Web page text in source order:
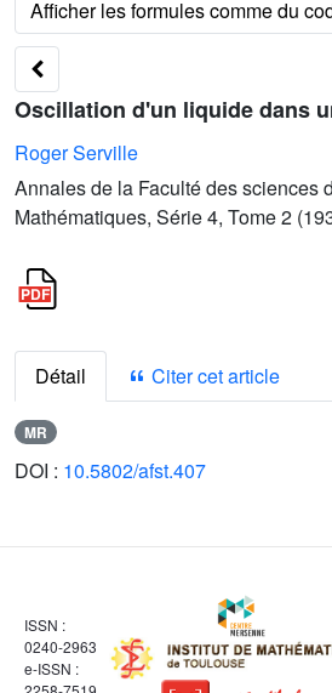
Oscillation d'un liquide dans
Roger Serville
Annales de la Faculté des sciences
Mathématiques, Série 4, Tome 2
Détail Citer cet article
MR
DOI : 10.5802/afst.407
ISSN :
0240-2963
e-ISSN :